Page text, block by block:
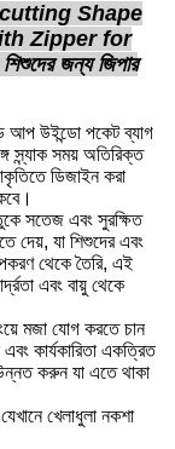
Shape
Zipper for
জন্য জিপার
আপ উইন্ডো পকেট ব্যাগ
স্ন্যাক সময় অতিরিক্ত
ডিজাইন করা
সতেজ এবং সুরক্ষিত
দেয়, যা শিশুদের এবং
থেকে তৈরি, এই
এবং বায়ু থেকে
মজা যোগ করতে চান
কার্যকারিতা একত্রিত
করুন যা এতে থাকা
খেলাধুলা নকশা